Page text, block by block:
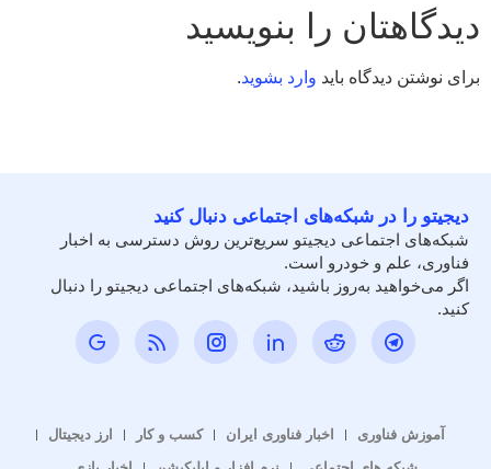
دیدگاهتان را بنویسید
برای نوشتن دیدگاه باید وارد بشوید.
دیجیتو را در شبکه‌های اجتماعی دنبال کنید
شبکه‌های اجتماعی دیجیتو سریع‌ترین روش دسترسی به اخبار
فناوری، علم و خودرو است.
اگر می‌خواهید به‌روز باشید، شبکه‌های اجتماعی دیجیتو را دنبال
کنید.
آموزش فناوری اخبار فناوری ایران کسب و کار
ارز دیجیتال